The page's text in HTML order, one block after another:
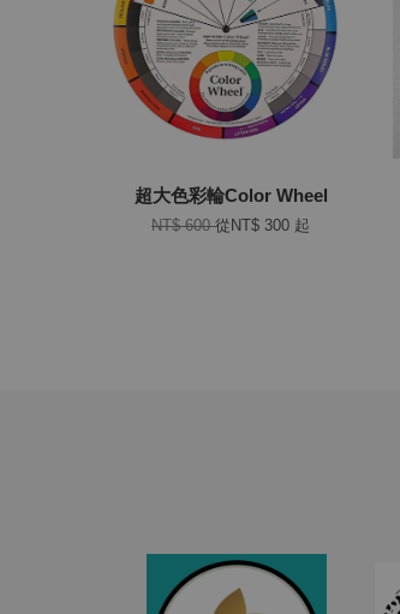
超大色彩輪Color Wheel
NT$ 600從 NT$ 300 起